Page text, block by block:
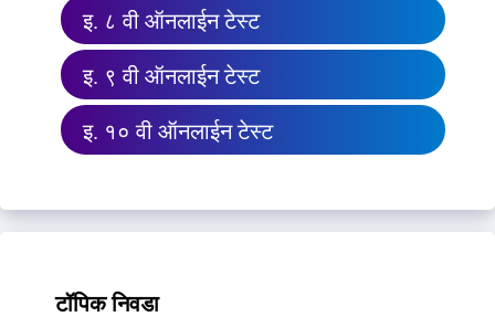
इ. ८ वी ऑनलाईन टेस्ट
इ. ९ वी ऑनलाईन टेस्ट
इ. १० वी ऑनलाईन टेस्ट
टॉपिक निवडा